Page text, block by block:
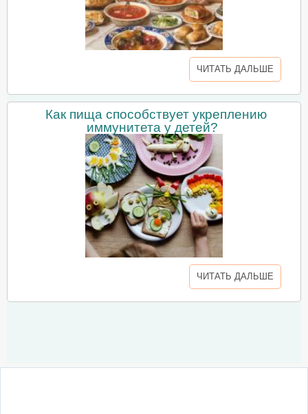
ЧИТАТЬ ДАЛЬШЕ
Как пища способствует укреплению
иммунитета у детей?
ЧИТАТЬ ДАЛЬШЕ